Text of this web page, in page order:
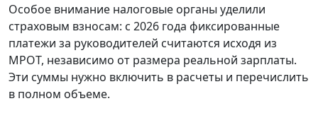
Особое внимание налоговые органы уделили
страховым взносам: с 2026 года фиксированные
платежи за руководителей считаются исходя из
МРОТ, независимо от размера реальной зарплаты.
Эти суммы нужно включить в расчеты и перечислить
в полном объеме.